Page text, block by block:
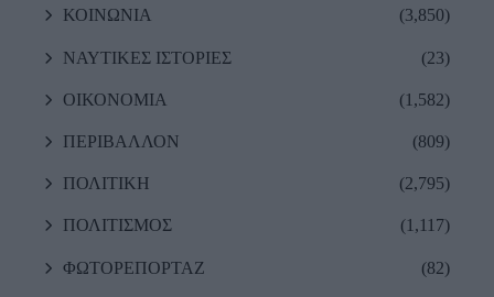
ΚΟΙΝΩΝΙΑ (3,850)
ΝΑΥΤΙΚΕΣ ΙΣΤΟΡΙΕΣ (23)
ΟΙΚΟΝΟΜΙΑ (1,582)
ΠΕΡΙΒΑΛΛΟΝ (809)
ΠΟΛΙΤΙΚΗ (2,795)
ΠΟΛΙΤΙΣΜΟΣ (1,117)
ΦΩΤΟΡΕΠΟΡΤΑΖ (82)